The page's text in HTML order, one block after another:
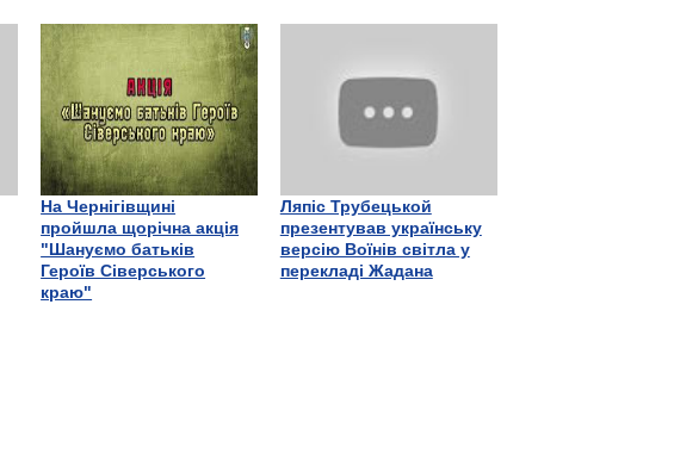
На Чернігівщині
пройшла щорічна акція
"Шануємо батьків
Героїв Сіверського
краю"
Ляпіс Трубецькой
презентував українську
версію Воїнів світла у
перекладі Жадана